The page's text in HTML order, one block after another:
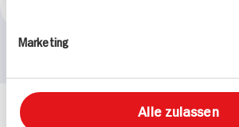
Marketing
Alle zulassen
Häufig gestellte Fragen